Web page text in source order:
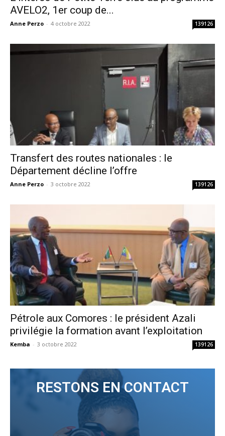
AVELO2, 1er coup de...
Anne Perzo - 4 octobre 2022 139126
Transfert des routes nationales : le
Département décline l’offre
Anne Perzo - 3 octobre 2022 139126
Pétrole aux Comores : le président Azali
privilégie la formation avant l’exploitation
Kemba - 3 octobre 2022 139126
RESTONS EN CONTACT